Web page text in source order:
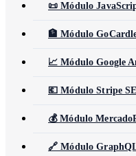
📜 Módulo
🏦 Módulo
📈 Módulo Google
💶 Módulo Stripe
💰 Módulo
🔗 Módulo